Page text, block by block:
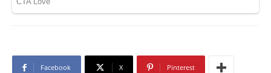
Facebook X Pinterest